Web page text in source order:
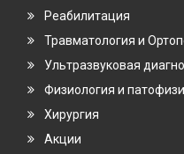
Реабилитация
Травматология и
Ультразвуковая
Физиология и
Хирургия
Акции